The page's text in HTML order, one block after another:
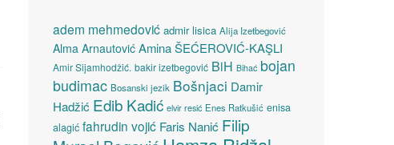
adem mehmedović admir lisica Alija Izetbegović
Alma Arnautović Amina ŠEĆEROVIĆ-KAŞLI
Amir Sijamhodžić. bakir izetbegović BiH Bihać bojan
budimac Bosanski jezik Bošnjaci Damir
Hadžić Edib Kadić elvir resić Enes Ratkušić enisa
alagić fahrudin vojić Faris Nanić Filip